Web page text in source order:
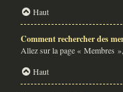
Haut
Comment rechercher des
Allez sur la page « Membres
Haut